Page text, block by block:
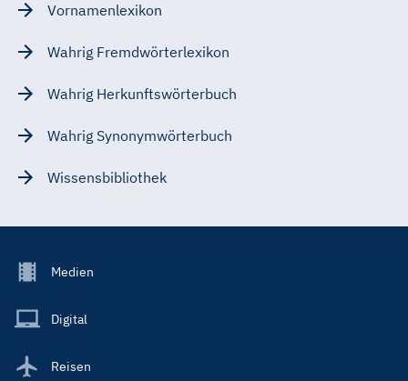
Vornamenlexikon
Wahrig Fremdwörterlexikon
Wahrig Herkunftswörterbuch
Wahrig Synonymwörterbuch
Wissensbibliothek
Footer
Main
Medien
Digital
Reisen